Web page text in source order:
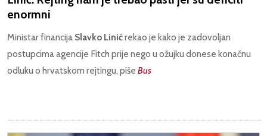
enormni
Ministar financija Slavko Linićrekao je kako je zadovoljan
postupcima agencije Fitch prije nego u ožujku donese konačnu
odluku o hrvatskom rejtingu, piše Bus